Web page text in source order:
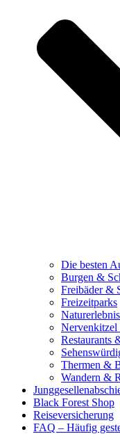
Die besten
Burgen &
Freibäder &
Freizeitparks
Restaurants
Thermen &
Wandern &
Black Forest Shop
Reiseversicherung
FAQ – Häufig